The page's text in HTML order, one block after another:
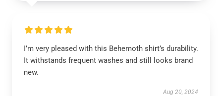
I’m very pleased with this Behemoth shirt’s durability.
It withstands frequent washes and still looks brand
new.
Aug 20, 2024